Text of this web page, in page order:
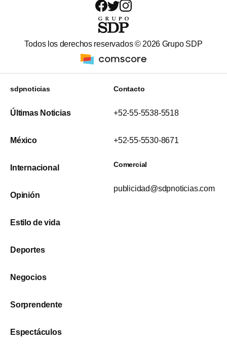
Todos los derechos reservados © 2026 Grupo SDP
sdpnoticias
Últimas Noticias
México
Internacional
Opinión
Estilo de vida
Deportes
Negocios
Sorprendente
Espectáculos
Contacto
+52-55-5538-5518
+52-55-5530-8671
Comercial
publicidad@sdpnoticias.com